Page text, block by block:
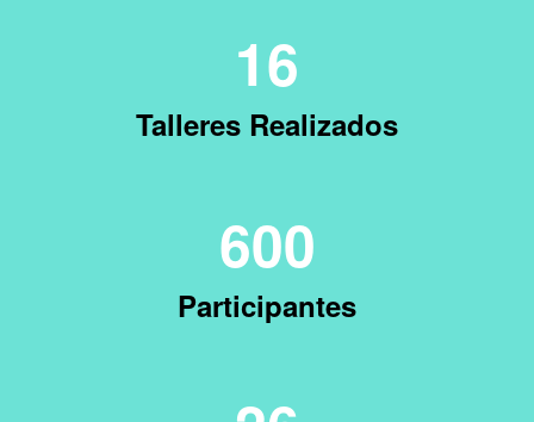
16
Talleres Realizados
600
Participantes